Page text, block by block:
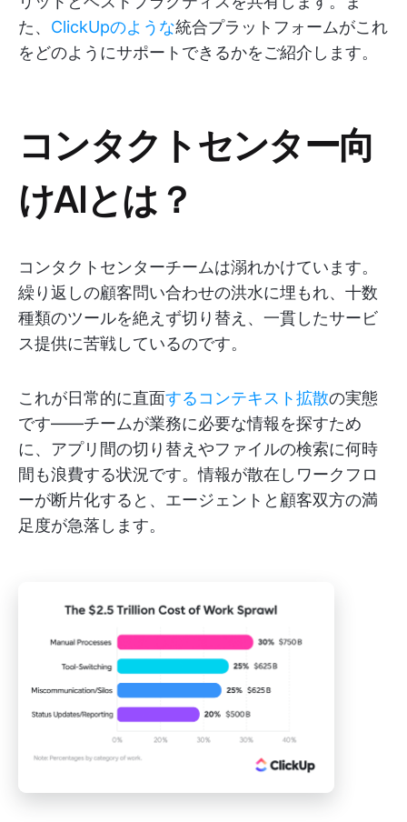
た、 ClickUpのような統合プラットフォームがこれ
をどのようにサポートできるかをご紹介します。
コンタクトセンター向
けAIとは？
コンタクトセンターチームは溺れかけています。
繰り返しの顧客問い合わせの洪水に埋もれ、十数
種類のツールを絶えず切り替え、一貫したサービ
ス提供に苦戦しているのです。
これが日常的に直面するコンテキスト拡散の実態
です——チームが業務に必要な情報を探すため
に、アプリ間の切り替えやファイルの検索に何時
間も浪費する状況です。情報が散在しワークフロ
ーが断片化すると、エージェントと顧客双方の満
足度が急落します。